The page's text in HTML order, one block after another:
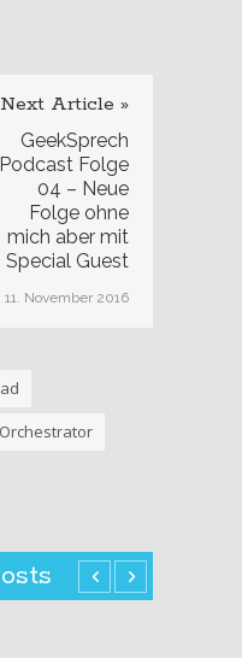
Next Article »
GeekSprech
Podcast Folge
04 – Neue
Folge ohne
mich aber mit
Special Guest
11. November 2016
Orchestrator